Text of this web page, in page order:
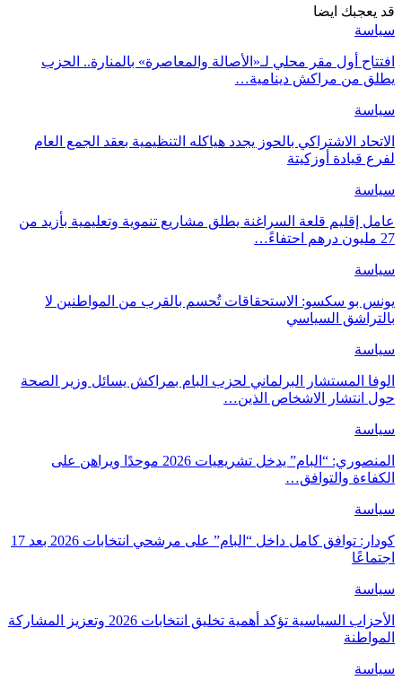
قد يعجبك ايضا
سياسة
افتتاح أول مقر محلي لـ«الأصالة والمعاصرة» بالمنارة.. الحزب
يطلق من مراكش دينامية…
سياسة
الاتحاد الاشتراكي بالحوز يجدد هياكله التنظيمية بعقد الجمع العام
لفرع قيادة أوزكيتة
سياسة
عامل إقليم قلعة السراغنة يطلق مشاريع تنموية وتعليمية بأزيد من
27 مليون درهم احتفاءً…
سياسة
يونس بو سكسو: الاستحقاقات تُحسم بالقرب من المواطنين لا
بالتراشق السياسي
سياسة
الوفا المستشار البرلماني لحزب البام بمراكش يسائل وزير الصحة
حول انتشار الاشخاص الذين…
سياسة
المنصوري: “البام” يدخل تشريعيات 2026 موحدًا ويراهن على
الكفاءة والتوافق…
سياسة
كودار: توافق كامل داخل “البام” على مرشحي انتخابات 2026 بعد 17
اجتماعًا
سياسة
الأحزاب السياسية تؤكد أهمية تخليق انتخابات 2026 وتعزيز المشاركة
المواطنة
سياسة